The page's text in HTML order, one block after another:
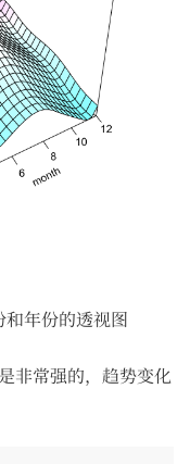
和年份的透视图
非常强的，趋势变化